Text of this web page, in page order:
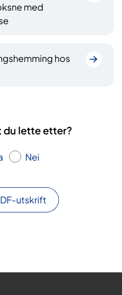
med
hos
du lette etter?
Nei
utskrift